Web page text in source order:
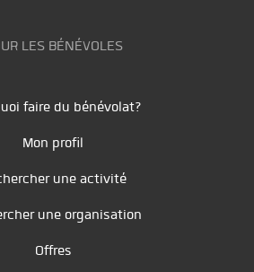
LES BÉNÉVOLES
faire du bénévolat?
Mon profil
une activité
une organisation
Offres